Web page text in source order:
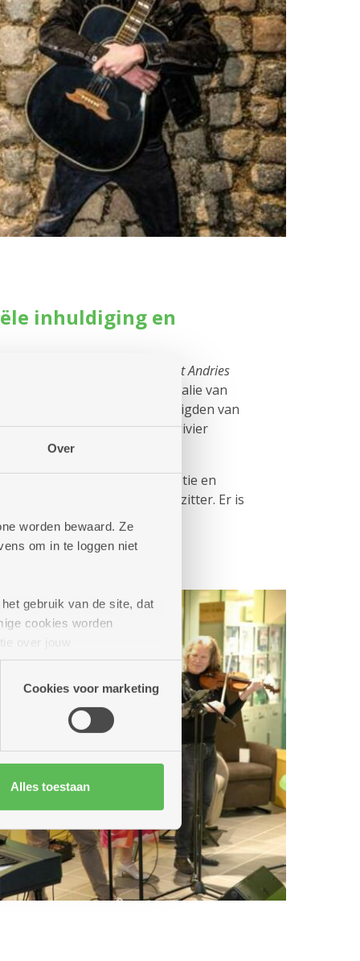
Over
worden bewaard. Ze
om in te loggen niet
gebruik van de site, dat
cookies worden
kunnen deze gegevens
Cookies voor marketing
Alles toestaan
inhuldiging en
Kombine Sint Andries
in aanwezigheid van Nathalie van
Antwerpen en afgevaardigden van
Antwerpen Anne Baré en Olivier
afgesloten met een receptie en
aangesneden door de voorzitter. Er is
mocktail voor iedereen.